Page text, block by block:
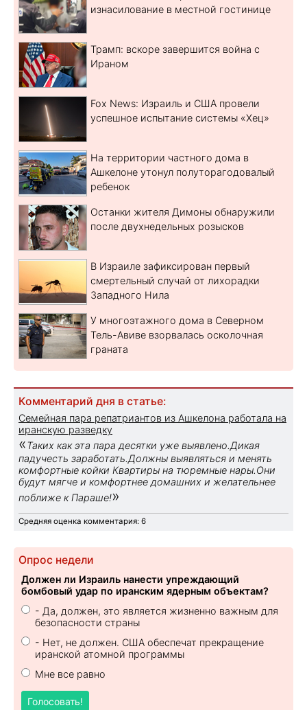
изнасилование в местной гостинице
Трамп: вскоре завершится война с
Ираном
Fox News: Израиль и США провели
успешное испытание системы «Хец»
На территории частного дома в
Ашкелоне утонул полуторагодовалый
ребенок
Останки жителя Димоны обнаружили
после двухнедельных розысков
В Израиле зафиксирован первый
смертельный случай от лихорадки
Западного Нила
У многоэтажного дома в Северном
Тель-Авиве взорвалась осколочная
граната
Комментарий дня в статье:
Семейная пара репатриантов из Ашкелона работала на
иранскую разведку
«Таких как эта пара десятки уже выявлено.Дикая
падучесть заработать.Должны выявляться и менять
комфортные койки Квартиры на тюремные нары.Они
будут мягче и комфортнее домашних и желательнее
поближе к Параше!»
Средняя оценка комментария: 6
Опрос недели
Должен ли Израиль нанести упреждающий
бомбовый удар по иранским ядерным объектам?
- Да, должен, это является жизненно важным для
безопасности страны
- Нет, не должен. США обеспечат прекращение
иранской атомной программы
Мне все равно
Голосовать!